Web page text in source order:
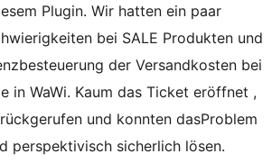
Plugin. Wir hatten ein paar
bei SALE Produkten und
der Versandkosten bei
in WaWi. Kaum das Ticket eröffnet ,
und konnten dasProblem
perspektivisch sicherlich lösen.